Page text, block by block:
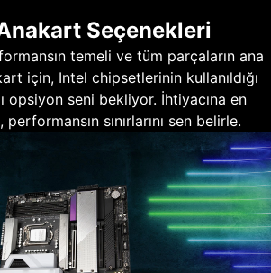
Seçenekleri
temeli ve tüm parçaların ana
için, Intel chipsetlerinin kullanıldığı
opsiyon seni bekliyor. İhtiyacına en
sınırlarını sen belirle.